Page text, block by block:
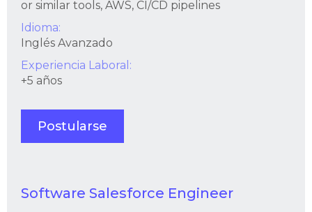
or similar tools, AWS, CI/CD pipelines
Idioma:
Inglés Avanzado
Experiencia Laboral:
+5 años
Postularse
Software Salesforce Engineer